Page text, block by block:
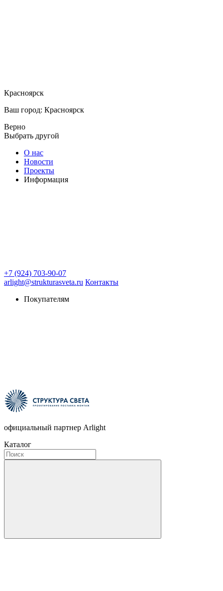
Красноярск
Ваш город: Красноярск
Верно
Выбрать другой
О нас
Новости
Проекты
Информация
+7 (924) 703-90-07
arlight@strukturasveta.ru Контакты
Покупателям
официальный партнер Arlight
Каталог